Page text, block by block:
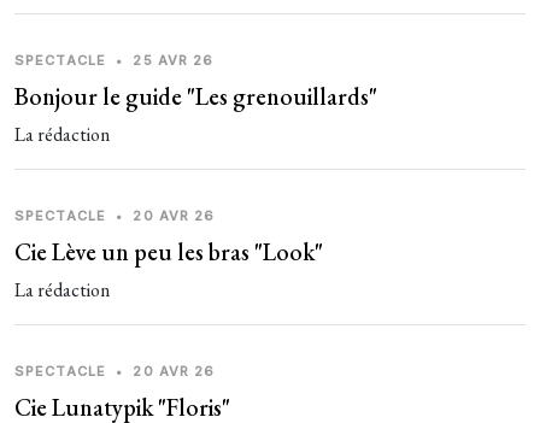
SPECTACLE • 25 AVR 26
Bonjour le guide "Les grenouillards"
La rédaction
SPECTACLE • 20 AVR 26
Cie Lève un peu les bras "Look"
La rédaction
SPECTACLE • 20 AVR 26
Cie Lunatypik "Floris"